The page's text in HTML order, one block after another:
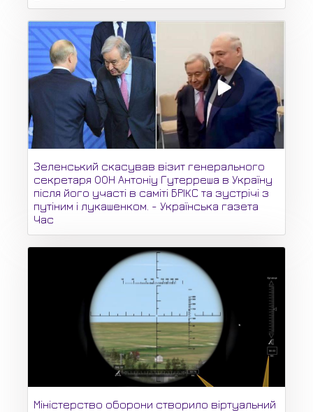
Зеленський скасував візит генерального
секретаря ООН Антоніу Гутерреша в Україну
після його участі в саміті БРІКС та зустрічі з
путіним і лукашенком. - Українська газета
Час
Міністерство оборони створило віртуальний